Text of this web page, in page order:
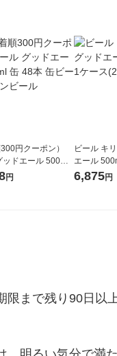
300円クーポン）
ッドエール 500ml
ビール キリンビー
円
ビール キ
エール
本)
6,875円
まで残り90日以